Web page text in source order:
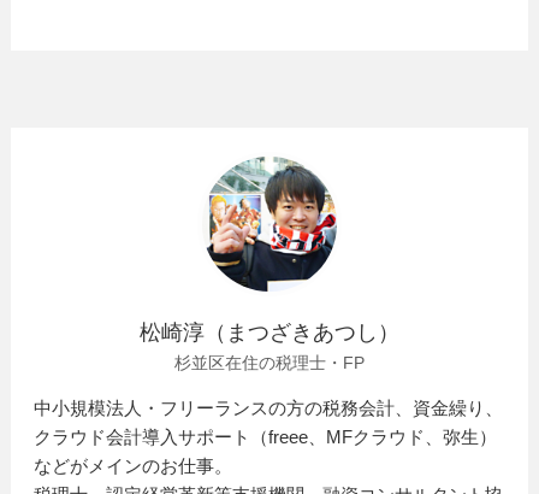
松崎淳（まつざきあつし）
杉並区在住の税理士・FP
中小規模法人・フリーランスの方の税務会計、資金繰り、
クラウド会計導入サポート（freee、MFクラウド、弥生）
などがメインのお仕事。